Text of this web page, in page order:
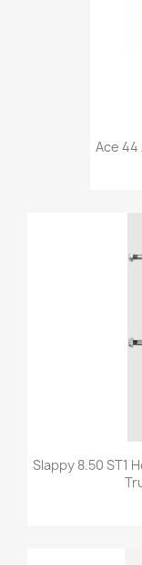
Ace 44
Slappy 8.50 ST1